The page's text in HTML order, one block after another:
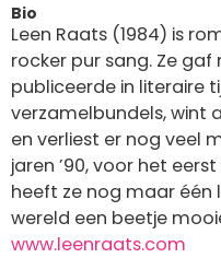
Bio
Leen Raats (1984) is
rocker pur sang. Ze
publiceerde in literaire
verzamelbundels, wint
en verliest er nog veel
jaren ’90, voor het
heeft ze nog maar één
wereld een beetje
www.leenraats.com